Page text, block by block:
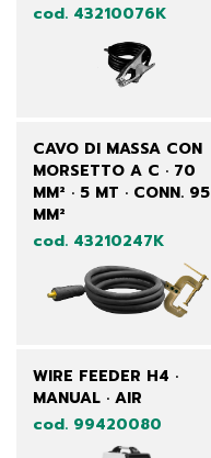
cod. 43210076K
CAVO DI MASSA CON
MORSETTO A C · 70
MM² · 5 MT · CONN. 95
MM²
cod. 43210247K
WIRE FEEDER H4 ·
MANUAL · AIR
cod. 99420080